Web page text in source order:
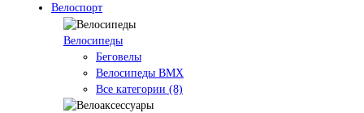
Велоспорт
Велосипеды
Беговелы
Велосипеды BMX
Все категории (8)